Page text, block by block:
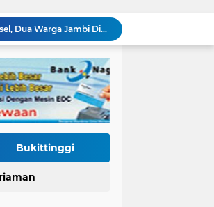
2.990 Liter Bio Solar Subsidi Disikat Polisi di Pessel, Dua Warga Jambi Diciduk
Kasus Fort De Kock Makin Berlapis, Laporan Balasan Kasat Pol PP Disorot: Upaya Penegakan Hukum atau Pengalihan Isu?
Tender Dua Jembatan Gantung Pessel Diselimuti Tanda Tanya, Gangguan Sistem atau Permainan di Balik Layar?
Sebulan Berlalu, Papan Nama Kantor Satker PJN Wilayah II Sumbar Masih Tak Terpasang
Pawai Telong-Telong: Ketika Jejak Perjuangan Bergeser Menjadi Panggung Perayaan
Residivis Tiga Kali Keluar Masuk Penjara Kembali Edarkan Sabu, Polresta Bukittinggi Sita 62 Paket Siap Edar
KKN Sistemik atau Maladministrasi? Misteri "Dikorbankannya" SDN 26 ATT Menguji Transparansi Pemkot Padang
Bukittinggi